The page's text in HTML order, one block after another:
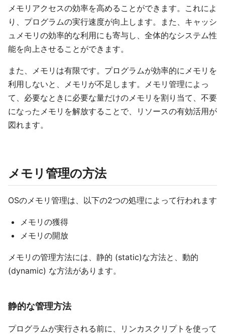
メモリアクセスの効率を高めることができます。これによ
り、プログラムの実行速度が向上します。また、キャッシ
ュメモリの効率的な利用にも寄与し、全体的なシステム性
能を向上させることができます。
また、メモリは有限です。プログラムが効率的にメモリを
利用しないと、メモリが不足します。メモリ管理によっ
て、必要なときに必要な量だけのメモリを割り当て、不要
になったメモリを解放することで、リソースの有効活用が
図れます。
メモリ管理の方法
OSのメモリ管理は、以下の2つの処理によって行われます
メモリの獲得
メモリの開放
メモリの管理方法には、静的 (static)な方法と、動的
(dynamic) な方法があります。
静的な管理方法
プログラムが実行される前に、リンカスクリプトを使って